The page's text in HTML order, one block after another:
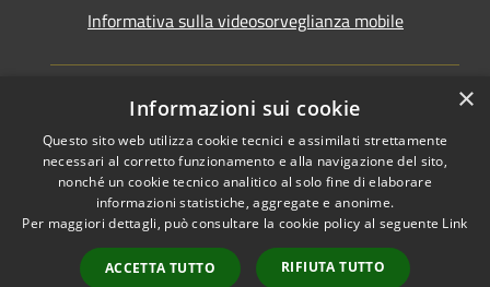
Informativa sulla videosorveglianza mobile
RSS
Accessibilità
Cookie
Mappa del sito
Copyright © 2026 • Comune di
Taranto • Powered by
Municipium•Accesso
redazione
×
Informazioni sui cookie
Questo sito web utilizza cookie tecnici e assimilati strettamente
necessari al corretto funzionamento e alla navigazione del sito,
nonché un cookie tecnico analitico al solo fine di elaborare
informazioni statistiche, aggregate e anonime.
Per maggiori dettagli, può consultare la cookie policy al seguente Link
ACCETTA TUTTO RIFIUTA TUTTO